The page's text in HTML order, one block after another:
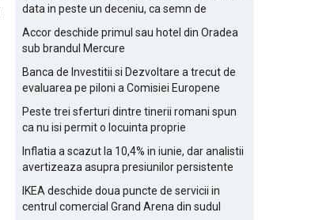
data in peste un deceniu, ca semn de
Accor deschide primul sau hotel din Oradea
sub brandul Mercure
Banca de Investitii si Dezvoltare a trecut de
evaluarea pe piloni a Comisiei Europene
Peste trei sferturi dintre tinerii romani spun
ca nu isi permit o locuinta proprie
Inflatia a scazut la 10,4% in iunie, dar analistii
avertizeaza asupra presiunilor persistente
IKEA deschide doua puncte de servicii in
centrul comercial Grand Arena din sudul